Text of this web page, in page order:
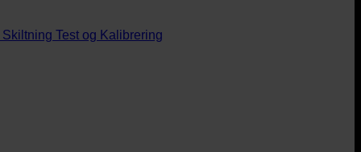
Skiltning Test og Kalibrering